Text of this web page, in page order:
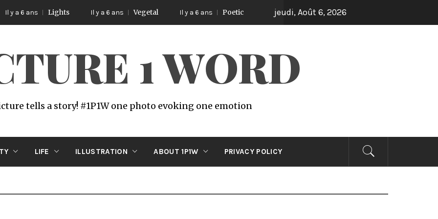
Lights Il y a 6 ans Vegetal Il y a 6 ans Poetic jeudi, Août 6, 2026
1 WORD
tells a story! #1P1W one photo evoking one emotion
LIFE ILLUSTRATION ABOUT 1P1W PRIVACY POLICY